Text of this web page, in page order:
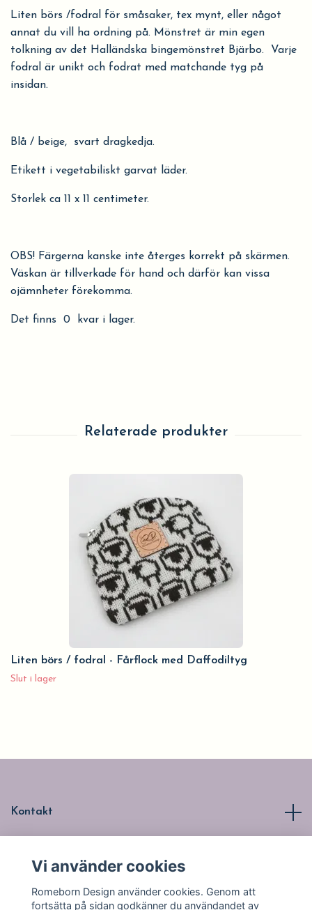
Liten börs /fodral för småsaker, tex mynt, eller något
annat du vill ha ordning på. Mönstret är min egen
tolkning av det Halländska bingemönstret Bjärbo.
Varje
fodral är unikt och fodrat med matchande tyg på
insidan.
Blå / beige, svart dragkedja.
Etikett i vegetabiliskt garvat läder.
Storlek ca 11 x 11 centimeter.
OBS! Färgerna kanske inte återges korrekt på skärmen.
Väskan är tillverkade för hand och därför kan vissa
ojämnheter förekomma.
Det finns 0 kvar i lager.
Liten börs / fodral - Fårflock med Daffodiltyg
Slut i lager
Kontakt
Sociala medier
Vi använder cookies
Romeborn Design använder cookies. Genom att
fortsätta på sidan godkänner du användandet av